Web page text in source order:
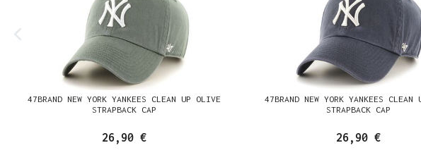
47BRAND NEW YORK YANKEES CLEAN UP OLIVE
STRAPBACK CAP
26,90 €
47BRAND NEW YORK YANKEES CLEAN
STRAPBACK CAP
26,90 €